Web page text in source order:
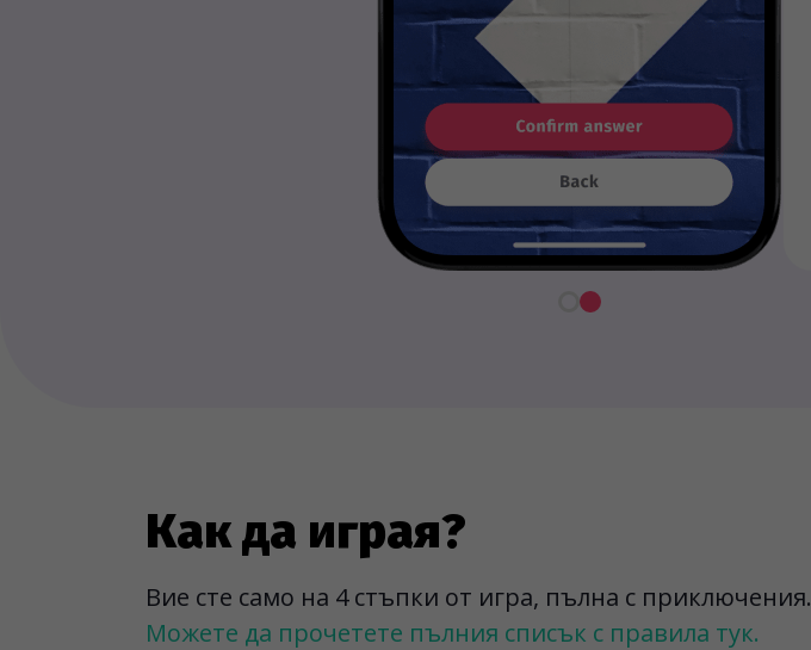
Как да играя?
Вие сте само на 4 стъпки от игра, пълна с приключения.
Можете да прочетете пълния списък с правила тук.